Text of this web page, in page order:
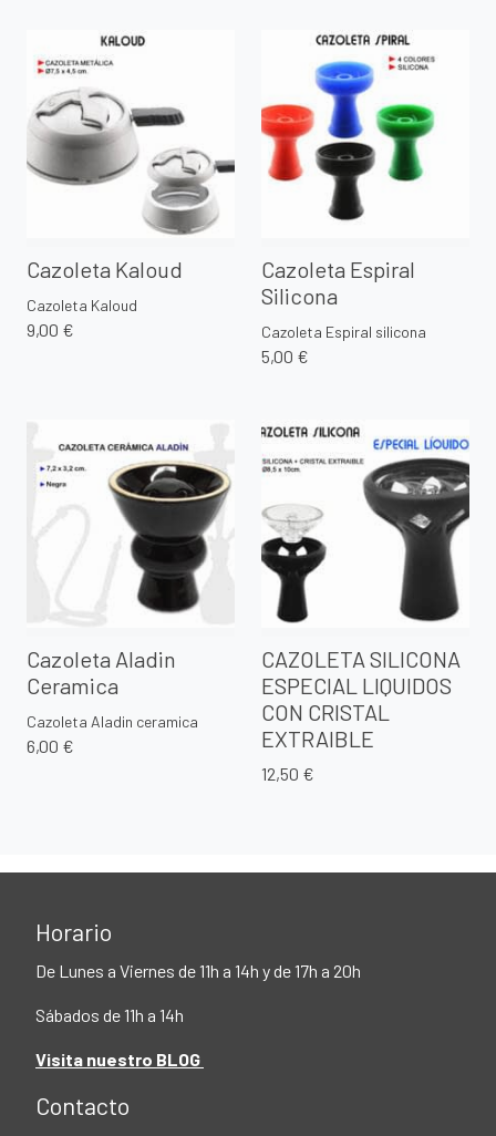
Cazoleta Kaloud
Cazoleta Kaloud
9,00 €
Cazoleta Espiral
Silicona
Cazoleta Espiral silicona
5,00 €
Cazoleta Aladin
Ceramica
Cazoleta Aladin ceramica
6,00 €
CAZOLETA SILICONA
ESPECIAL LIQUIDOS
CON CRISTAL
EXTRAIBLE
12,50 €
Horario
De Lunes a Viernes de 11h a 14h y de 17h a 20h
Sábados de 11h a 14h
Visita nuestro BLOG
Contacto